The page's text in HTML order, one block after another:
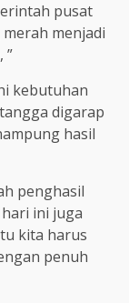
pusat
menjadi
”
kebutuhan
digarap
hasil
penghasil
ini juga
kita harus
penuh